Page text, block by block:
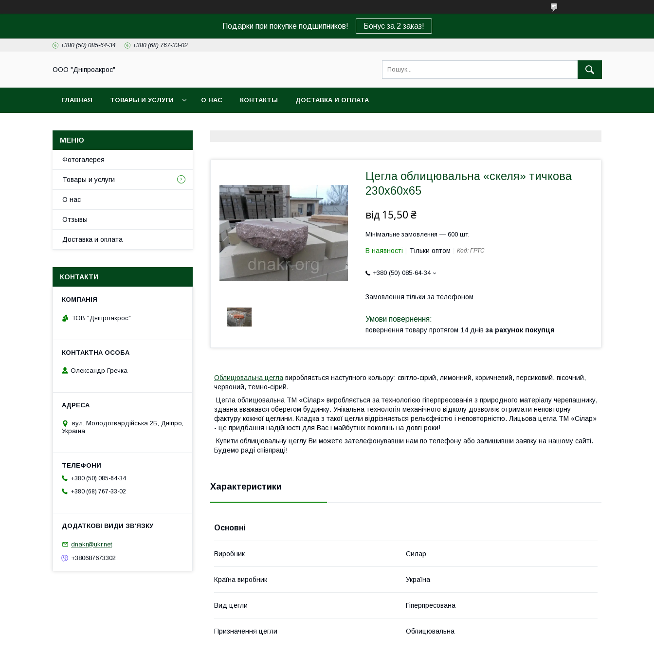
Подарки при покупке подшипников! Бонус за 2 заказ!
+380 (50) 085-64-34 +380 (68) 767-33-02
ООО "Дніпроакрос"
ГЛАВНАЯ ТОВАРЫ И УСЛУГИ О НАС КОНТАКТЫ ДОСТАВКА И ОПЛАТА
Цегла облицювальна «скеля» тичкова
230х60х65
від 15,50 ₴
Мінімальне замовлення — 600 шт.
В наявності Тільки оптом Код: ГРТС
+380 (50) 085-64-34
Замовлення тільки за телефоном
повернення товару протягом 14 днів за рахунок покупця
Облицювальна цеглавиробляється наступного кольору: світло-сірий, лимонний, коричневий, персиковий, пісочний,
червоний, темно-сірий.
Цегла облицювальна ТМ «Сілар» виробляється за технологією гіперпресованія з природного матеріалу черепашнику,
здавна вважався оберегом будинку. Унікальна технологія механічного відколу дозволяє отримати неповторну
фактуру кожної цеглини. Кладка з такої цегли відрізняється рельєфністю і неповторністю. Лицьова цегла ТМ «Сілар»
- це придбання надійності для Вас і майбутніх поколінь на довгі роки!
Купити облицювальну цеглу Ви можете зателефонувавши нам по телефону або залишивши заявку на нашому сайті.
Будемо раді співпраці!
Характеристики
Основні
Виробник Силар
Країна виробник Україна
Вид цегли Гіперпресована
Призначення цегли Облицювальна
Фотогалерея
Товары и услуги
О нас
Отзывы
Доставка и оплата
КОНТАКТИ
ТОВ "Дніпроакрос"
Олександр Гречка
вул. Молодогвардійська 2Б, Дніпро,
Україна
+380 (50) 085-64-34
+380 (68) 767-33-02
dnakr@ukr.net
+380687673302